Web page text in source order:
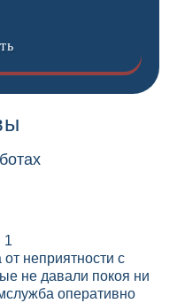
неприятности с
не давали покоя ни
оперативно